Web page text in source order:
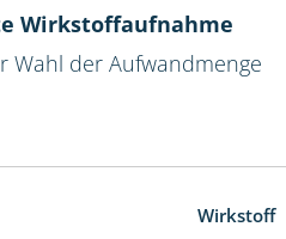
Wirkstoffaufnahme
Wahl der Aufwandmenge
Wirkstoff